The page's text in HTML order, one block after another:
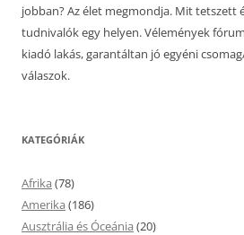
jobban? Az élet megmondja. Mit tetszett
tudnivalók egy helyen. Vélemények
kiadó lakás, garantáltan jó egyéni
válaszok.
KATEGÓRIÁK
Afrika (78)
Amerika (186)
Ausztrália és Óceánia (20)